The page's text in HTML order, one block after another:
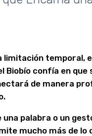
limitación temporal,
Biobío confía en que
de manera
una palabra o un
mucho más de lo